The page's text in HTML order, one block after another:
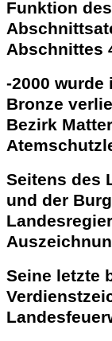
Funktion des
Abschnittes
-2000 wurde
Bronze
Bezirk
Seitens des
und der
Seine letzte